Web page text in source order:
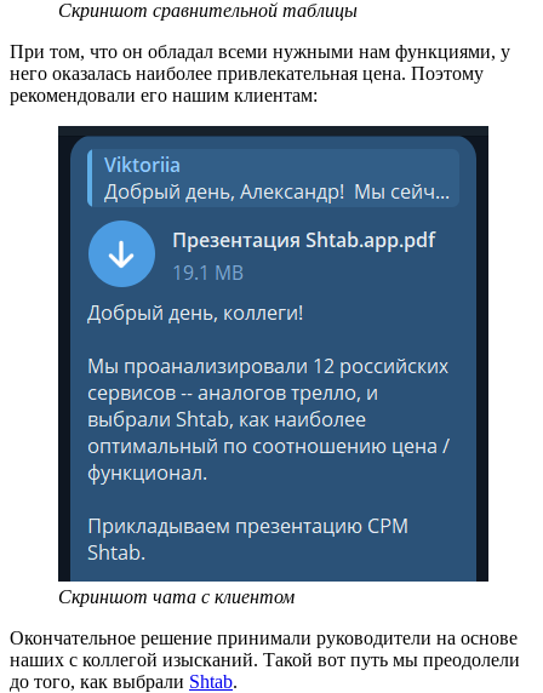
Скриншот сравнительной таблицы
При том, что он обладал всеми нужными нам функциями, у
него оказалась наиболее привлекательная цена. Поэтому
рекомендовали его нашим клиентам:
Скриншот чата с клиентом
Окончательное решение принимали руководители на основе
наших с коллегой изысканий. Такой вот путь мы преодолели
до того, как выбрали Shtab.